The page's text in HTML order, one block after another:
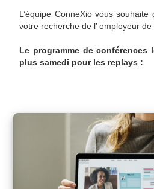
L’équipe ConneXio vous
votre recherche de l’ employeur
Le programme de
plus samedi pour les replays :